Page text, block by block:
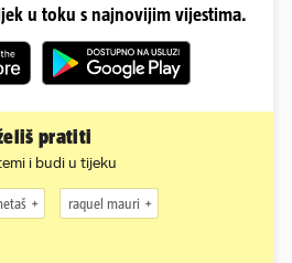
u toku s najnovijim vijestima.
pratiti
i budi u tijeku
raquel mauri